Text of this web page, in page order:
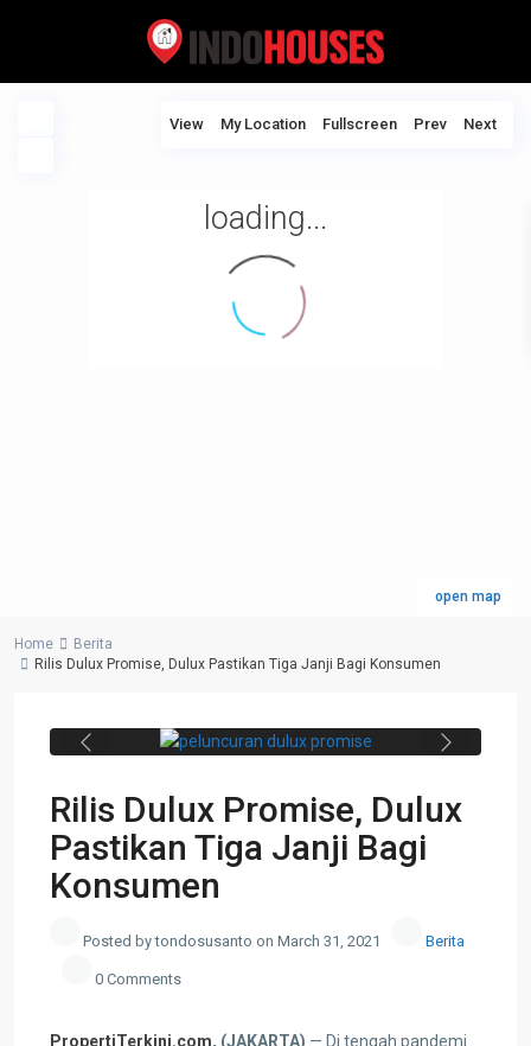
loading...
open map
View My Location Fullscreen Prev Next
Home
Berita
Rilis Dulux Promise, Dulux Pastikan Tiga Janji Bagi Konsumen
Promise, Rabu (31/3/2021)./ Foto:
Previous Next
Rilis Dulux Promise, Dulux
Pastikan Tiga Janji Bagi
Konsumen
Posted by tondosusanto on March 31, 2021 Berita
0 Comments
PropertiTerkini.com, (JAKARTA) — Di tengah pandemi